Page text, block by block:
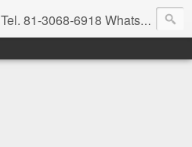
Tel. 81-3068-6918 WhatsApp 81-2636-2823 / 33-1145-3780 cotizacionregioprotectores@gmail.com / regioprotectores@gmail.com https://www.facebook.com/RegioProtectores/